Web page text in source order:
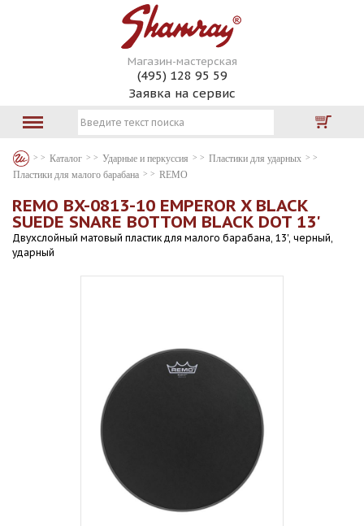
Магазин-мастерская
(495) 128 95 59
Заявка на сервис
Каталог Ударные и перкуссия
Пластики для ударных
Пластики для малого барабана
REMO
REMO BX-0813-10 EMPEROR X BLACK
SUEDE SNARE BOTTOM BLACK DOT 13'
Двухслойный матовый пластик для малого барабана, 13', черный,
ударный